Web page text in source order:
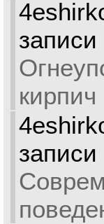
записи
кирпич
записи